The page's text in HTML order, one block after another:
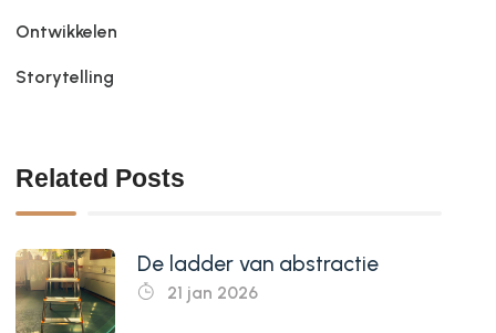
Ontwikkelen
Storytelling
Related Posts
De ladder van abstractie
21 jan 2026